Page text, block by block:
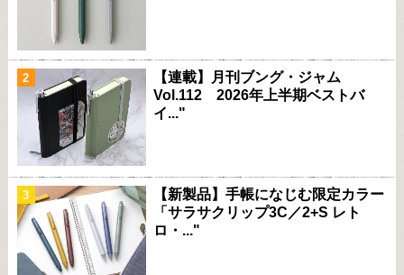
【連載】月刊ブング・ジャム
Vol.112 2026年上半期ベストバ
イ..."
【新製品】手帳になじむ限定カラー
「サラサクリップ3C／2+S レト
ロ・..."